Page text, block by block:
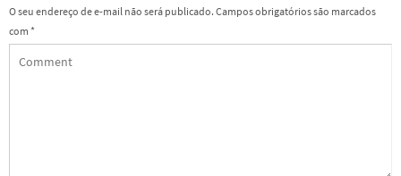
O seu endereço de e-mail não será publicado. Campos obrigatórios são marcados
com *